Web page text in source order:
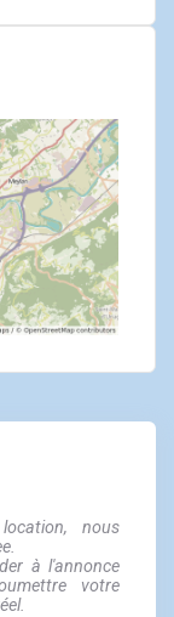
nous
à l'annonce
votre